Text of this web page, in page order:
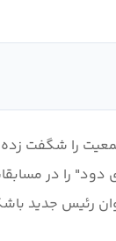
را شگفت
دود" را در
رئیس